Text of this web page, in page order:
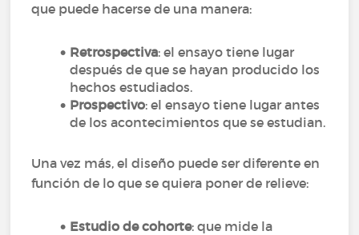
que puede hacerse de una manera:
Retrospectiva: el ensayo tiene lugar
después de que se hayan producido los
hechos estudiados.
Prospectivo: el ensayo tiene lugar antes
de los acontecimientos que se estudian.
Una vez más, el diseño puede ser diferente en
función de lo que se quiera poner de relieve:
Estudio de cohorte: que mide la